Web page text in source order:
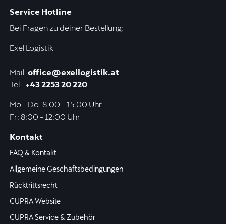
Service Hotline
Bei Fragen zu deiner Bestellung:
Exel Logistik
Mail: office@exellogistik.at
Tel.: +43 2253 20 220
Mo - Do: 8:00 - 15:00 Uhr
Fr: 8:00 - 12:00 Uhr
Kontakt
FAQ & Kontakt
Allgemeine Geschäftsbedingungen
Rücktrittsrecht
CUPRA Website
CUPRA Service & Zubehör